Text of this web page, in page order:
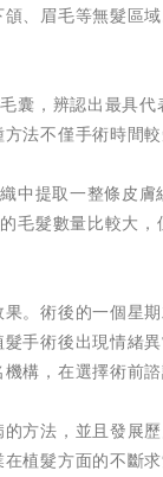
、眉毛等無髮區
囊，辨認出最具
法不僅手術時間
中提取一整條皮
毛髮數量比較大
。術後的一個星
手術後出現情緒
構，在選擇術前
方法，並且發展
植髮方面的不斷